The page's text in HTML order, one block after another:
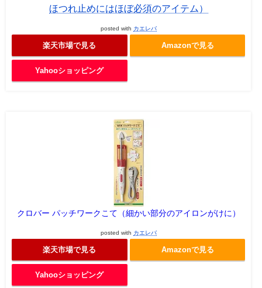
ほつれ止めにはほぼ必須のアイテム）
posted with カエレバ
楽天市場で見る Amazonで見る
Yahooショッピング
クロバー パッチワークこて（細かい部分のアイロンがけに）
posted with カエレバ
楽天市場で見る Amazonで見る
Yahooショッピング